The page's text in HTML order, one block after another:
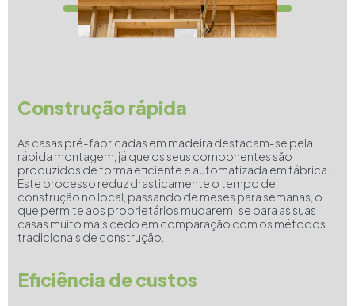
Construção rápida
As casas pré-fabricadas em madeira destacam-se pela
rápida montagem, já que os seus componentes são
produzidos de forma eficiente e automatizada em fábrica.
Este processo reduz drasticamente o tempo de
construção no local, passando de meses para semanas, o
que permite aos proprietários mudarem-se para as suas
casas muito mais cedo em comparação com os métodos
tradicionais de construção.
Eficiência de custos